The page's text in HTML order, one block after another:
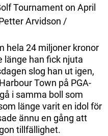
Tournament on April
Arvidson /
hela 24 miljoner kronor
länge han fick njuta
slog han ut igen,
Town på PGA-
i samma boll som
länge varit en idol för
ännu en gång att
tillfällighet.